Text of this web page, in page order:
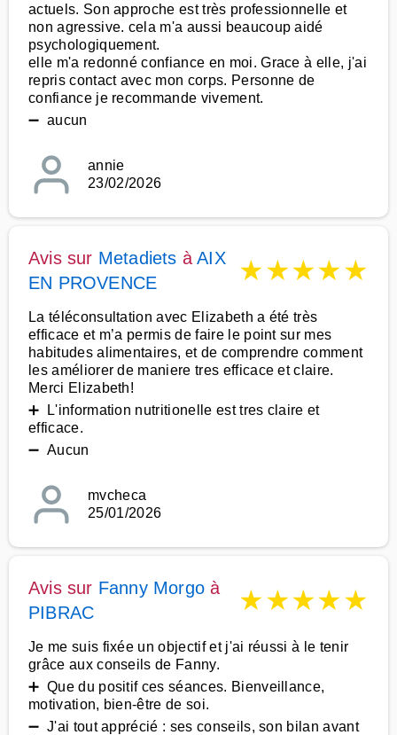
actuels. Son approche est très professionnelle et
non agressive. cela m'a aussi beaucoup aidé
psychologiquement.
elle m'a redonné confiance en moi. Grace à elle, j'ai
repris contact avec mon corps. Personne de
confiance je recommande vivement.
➖ aucun
annie
23/02/2026
Avis sur Metadiets àAIX
EN PROVENCE
★★★★★
La téléconsultation avec Elizabeth a été très
efficace et m’a permis de faire le point sur mes
habitudes alimentaires, et de comprendre comment
les améliorer de maniere tres efficace et claire.
Merci Elizabeth!
➕ L'information nutritionelle est tres claire et
efficace.
➖ Aucun
mvcheca
25/01/2026
Avis sur Fanny Morgo à
PIBRAC
★★★★★
Je me suis fixée un objectif et j'ai réussi à le tenir
grâce aux conseils de Fanny.
➕ Que du positif ces séances. Bienveillance,
motivation, bien-être de soi.
➖ J'ai tout apprécié : ses conseils, son bilan avant